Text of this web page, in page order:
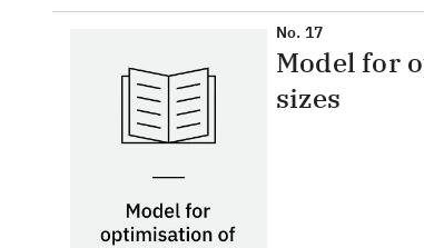
No. 17
Model for
sizes